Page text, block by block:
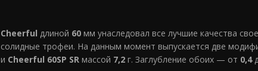
Cheerful длиной 60 мм унаследовал все лучшие качества
солидные трофеи. На данным момент выпускается две
и Cheerful 60SP SR массой 7,2 г. Заглубление обоих — от 0,4